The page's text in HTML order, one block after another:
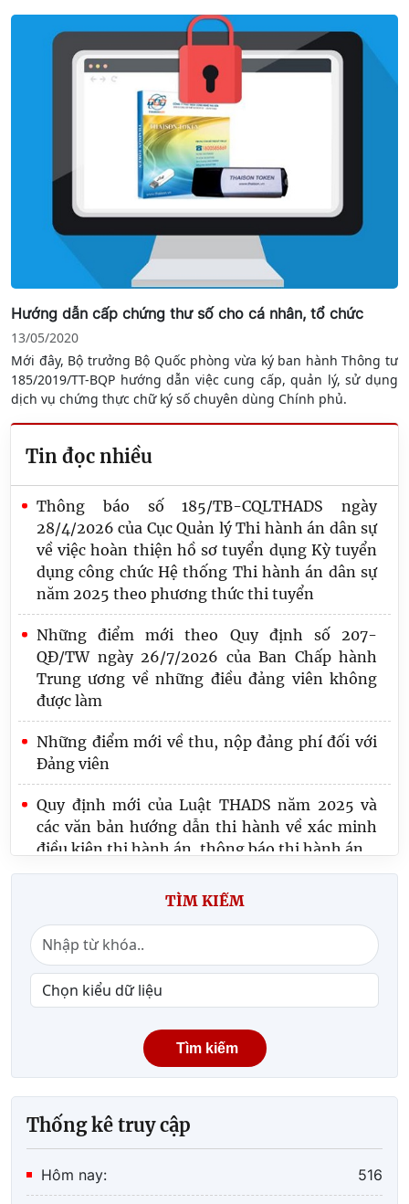
chức. Mặt khác, có thể tìm kiếm và khai thác văn bản điện tử
dễ dàng, thuận tiện.
Hướng dẫn cấp chứng thư số cho cá nhân, tổ chức
13/05/2020
Mới đây, Bộ trưởng Bộ Quốc phòng vừa ký ban hành Thông tư
185/2019/TT-BQP hướng dẫn việc cung cấp, quản lý, sử dụng
dịch vụ chứng thực chữ ký số chuyên dùng Chính phủ.
Tin đọc nhiều
Thông báo số 185/TB-CQLTHADS ngày
28/4/2026 của Cục Quản lý Thi hành án dân sự
về việc hoàn thiện hồ sơ tuyển dụng Kỳ tuyển
dụng công chức Hệ thống Thi hành án dân sự
năm 2025 theo phương thức thi tuyển
Những điểm mới theo Quy định số 207-
QĐ/TW ngày 26/7/2026 của Ban Chấp hành
Trung ương về những điều đảng viên không
được làm
Những điểm mới về thu, nộp đảng phí đối với
Đảng viên
Quy định mới của Luật THADS năm 2025 và
các văn bản hướng dẫn thi hành về xác minh
điều kiện thi hành án, thông báo thi hành án
Quy định số 20-QĐ/TW về thi hành Điều lệ
Đảng: Một số vấn đề cần lưu ý về phân cấp
trong tổ chức thực hiện
Lãnh đạo Cục Quản lý Thi hành án dân sự và
Trưởng, Phó Ban
TÌM KIẾM
Tìm kiếm
Thống kê truy cập
Hôm nay: 516